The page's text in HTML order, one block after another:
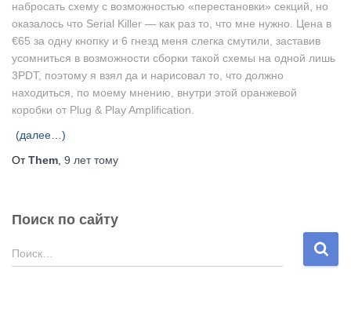
набросать схему с возможностью «перестановки» секций, но
оказалось что Serial Killer — как раз то, что мне нужно. Цена в
€65 за одну кнопку и 6 гнезд меня слегка смутили, заставив
усомниться в возможности сборки такой схемы на одной лишь
3PDT, поэтому я взял да и нарисовал то, что должно
находиться, по моему мнению, внутри этой оранжевой
коробки от Plug & Play Amplification.
(далее…)
ОтThem, 9 леттому
Поиск по сайту
Н
а
Поиск…